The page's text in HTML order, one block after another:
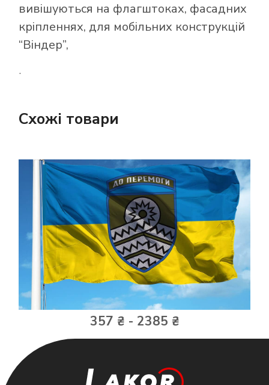
вивішуються на флагштоках, фасадних
кріпленнях, для мобільних конструкцій
“Віндер”,
.
Схожі товари
357 ₴ - 2385 ₴